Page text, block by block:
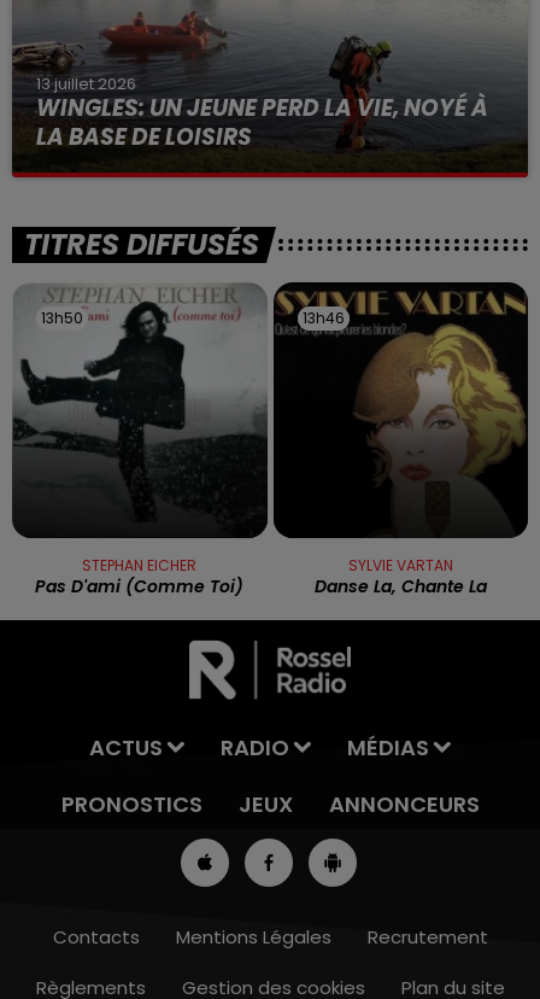
13 juillet 2026
WINGLES: UN JEUNE PERD LA VIE, NOYÉ À
LA BASE DE LOISIRS
La victime a coulé à pic
TITRES DIFFUSÉS
13h50
13h50
STEPHAN EICHER
Pas D'ami (comme Toi)
13h46
13h46
SYLVIE VARTAN
Danse La, Chante La
ACTUS RADIO
MÉDIAS
PRONOSTICS
JEUX ANNONCEURS
Contacts Mentions Légales
Recrutement
Règlements
Gestion des cookies Plan du site